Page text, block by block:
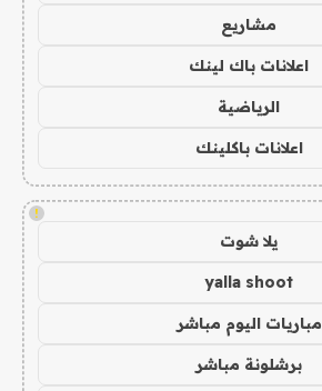
مشاريع
اعلانات باك لينك
الرياضية
اعلانات باكلينك
!
يلا شوت
yalla shoot
مباريات اليوم مباشر
برشلونة مباشر